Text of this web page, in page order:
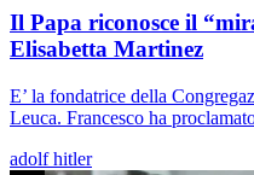
Il Papa riconosce il
Elisabetta Martinez
E’ la fondatrice della
Leuca. Francesco ha
adolf hitler